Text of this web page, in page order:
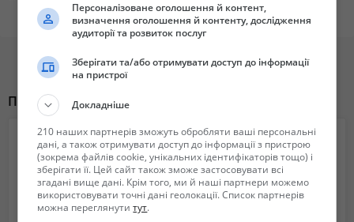
Гарантия 365 дней.
Гидроцилиндр тракторного прицепа 1птс-9, 1птс-2, 2птс-4, 1нтс-10,
2птс-6
Звоните подберем гидроцилиндр под ваши параметры либо
Подробнее на сайте gidravliks.com
тел 0678854488
Похожие объявления
Персоналізоване оголошення й контент,
визначення оголошення й контенту, дослідження
аудиторії та розвиток послуг
Зберігати та/або отримувати доступ до інформації
на пристрої
Докладніше
210 наших партнерів зможуть обробляти ваші персональні
дані, а також отримувати доступ до інформації з пристрою
(зокрема файлів cookie, унікальних ідентифікаторів тощо) і
зберігати її. Цей сайт також зможе застосовувати всі
згадані вище дані. Крім того, ми й наші партнери можемо
використовувати точні дані геолокації. Список партнерів
можна переглянутитут.